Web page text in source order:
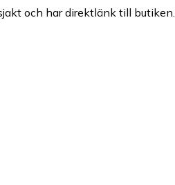
och har direktlänk till butiken.